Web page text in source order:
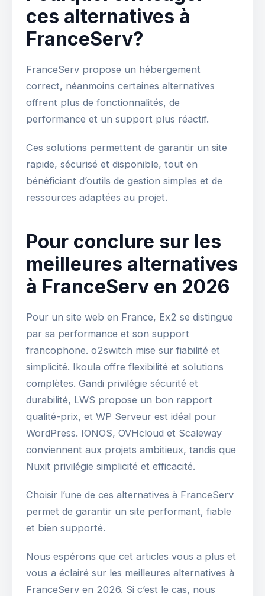
ces alternatives à
FranceServ?
FranceServ propose un hébergement
correct, néanmoins certaines alternatives
offrent plus de fonctionnalités, de
performance et un support plus réactif.
Ces solutions permettent de garantir un site
rapide, sécurisé et disponible, tout en
bénéficiant d’outils de gestion simples et de
ressources adaptées au projet.
Pour conclure sur les
meilleures alternatives
à FranceServ en 2026
Pour un site web en France, Ex2 se distingue
par sa performance et son support
francophone. o2switch mise sur fiabilité et
simplicité. Ikoula offre flexibilité et solutions
complètes. Gandi privilégie sécurité et
durabilité, LWS propose un bon rapport
qualité-prix, et WP Serveur est idéal pour
WordPress. IONOS, OVHcloud et Scaleway
conviennent aux projets ambitieux, tandis que
Nuxit privilégie simplicité et efficacité.
Choisir l’une de ces alternatives à FranceServ
permet de garantir un site performant, fiable
et bien supporté.
Nous espérons que cet articles vous a plus et
vous a éclairé sur les meilleures alternatives à
FranceServ en 2026. Si c’est le cas, nous